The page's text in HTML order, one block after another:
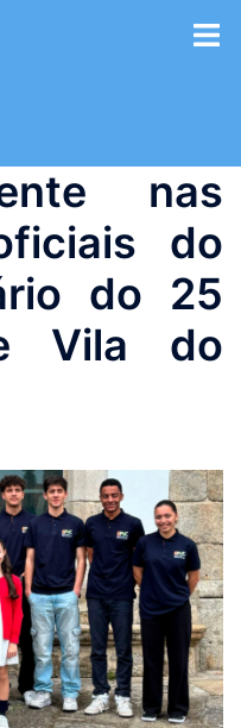
nas
do
do 25
Vila do